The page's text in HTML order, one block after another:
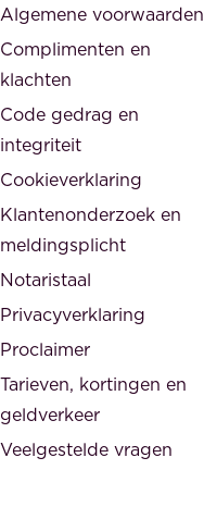
d
e
n
i
n
t
g
.
,
d
e
o
v
e
r
h
e
i
e
n
d
Algemene voorwaarden
Complimenten en
klachten
Code gedrag en
integriteit
Cookieverklaring
Klantenonderzoek en
meldingsplicht
Notaristaal
Privacyverklaring
Proclaimer
Tarieven, kortingen en
geldverkeer
Veelgestelde vragen